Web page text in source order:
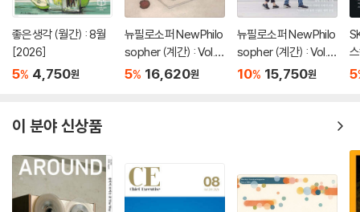
좋은생각 (월간) : 8월
[2026]
5% 4,750원
뉴필로소퍼 NewPhilo
sopher (계간) : Vol.3
5 [2026]
5% 16,620원
뉴필로소퍼 NewPhilo
sopher (계간) : Vol.3
4 [2026]
10% 15,750원 5
이 분야 신상품